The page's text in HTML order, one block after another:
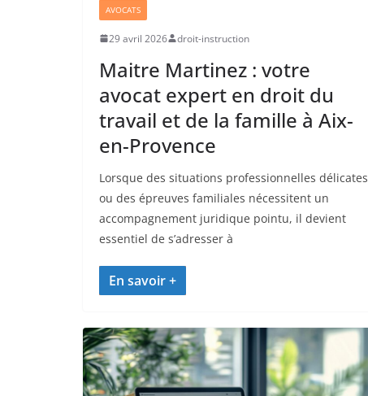
AVOCATS
29 avril 2026 droit-instruction
Maitre Martinez : votre
avocat expert en droit du
travail et de la famille à Aix-
en-Provence
Lorsque des situations professionnelles délicates
ou des épreuves familiales nécessitent un
accompagnement juridique pointu, il devient
essentiel de s’adresser à